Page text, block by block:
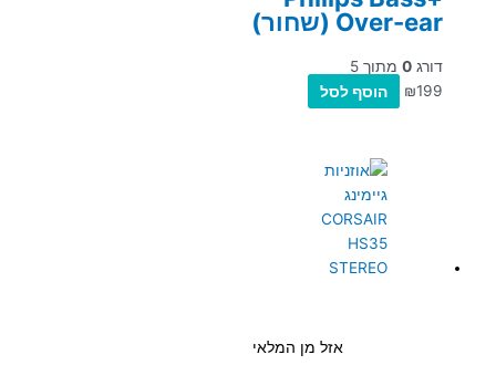
Over-ear (שחור)
דורג 0 מתוך 5
₪199 הוסף לסל
אזל מן המלאי